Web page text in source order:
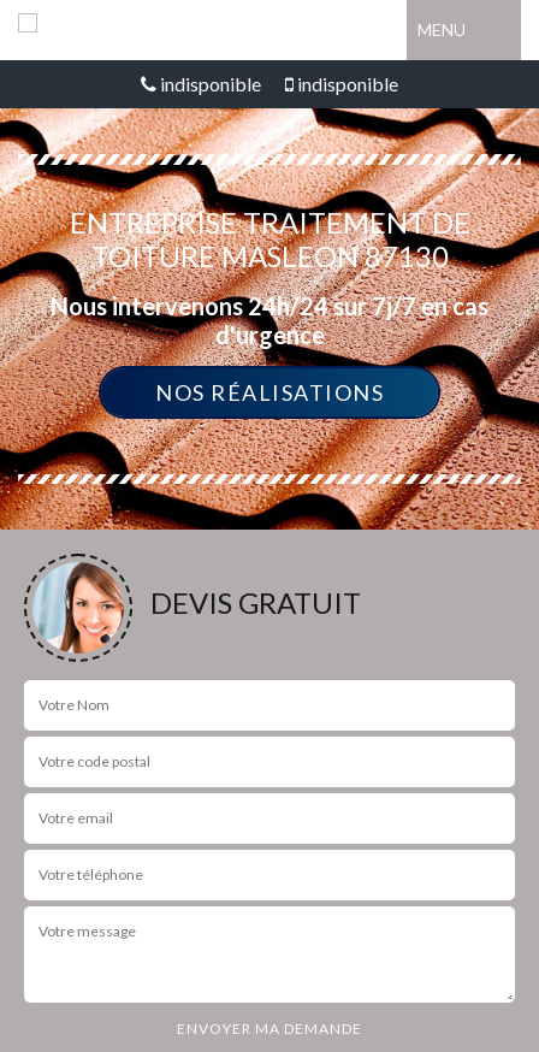
MENU
indisponible indisponible
ENTREPRISE TRAITEMENT DE
TOITURE MASLEON 87130
Nous intervenons 24h/24 sur 7j/7 en cas
d'urgence
NOS RÉALISATIONS
DEVIS GRATUIT